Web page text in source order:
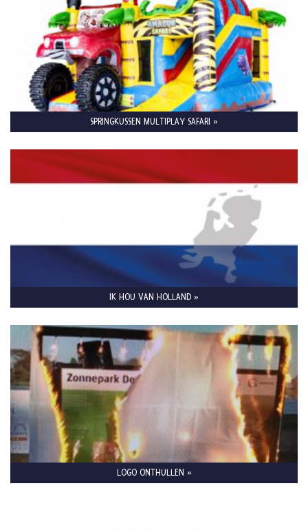
SPRINGKUSSEN MULTIPLAY SAFARI »
IK HOU VAN HOLLAND »
LOGO ONTHULLEN »